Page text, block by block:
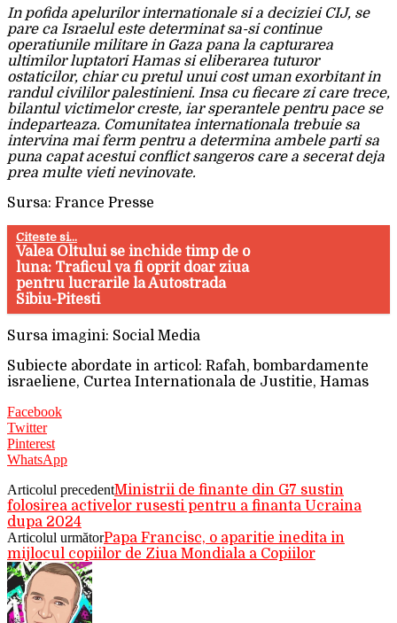
In pofida apelurilor internationale si a deciziei CIJ, se
pare ca Israelul este determinat sa-si continue
operatiunile militare in Gaza pana la capturarea
ultimilor luptatori Hamas si eliberarea tuturor
ostaticilor, chiar cu pretul unui cost uman exorbitant in
randul civililor palestinieni. Insa cu fiecare zi care trece,
bilantul victimelor creste, iar sperantele pentru pace se
indeparteaza. Comunitatea internationala trebuie sa
intervina mai ferm pentru a determina ambele parti sa
puna capat acestui conflict sangeros care a secerat deja
prea multe vieti nevinovate.
Sursa: France Presse
Citeste si...
Valea Oltului se inchide timp de o
luna: Traficul va fi oprit doar ziua
pentru lucrarile la Autostrada
Sibiu-Pitesti
Sursa imagini: Social Media
Subiecte abordate in articol: Rafah, bombardamente
israeliene, Curtea Internationala de Justitie, Hamas
Facebook
Twitter
Pinterest
WhatsApp
Articolul precedentMinistrii de finante din G7 sustin
folosirea activelor rusesti pentru a finanta Ucraina
dupa 2024
Articolul următorPapa Francisc, o aparitie inedita in
mijlocul copiilor de Ziua Mondiala a Copiilor